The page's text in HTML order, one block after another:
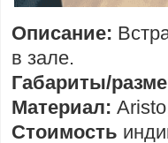
Описание:
в зале.
Габариты/
Материал:
Стоимость